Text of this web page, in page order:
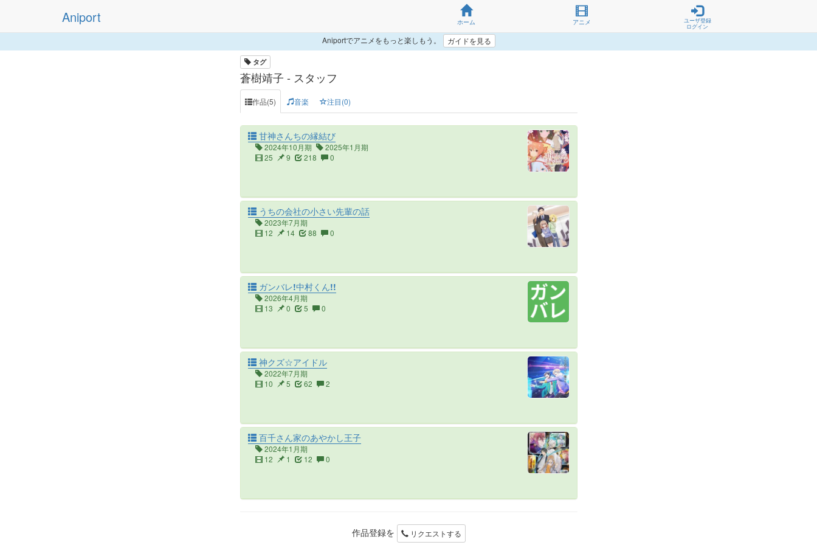
Aniport ホーム アニメ
ユーザ登録
ログイン
Aniportでアニメをもっと楽しもう。 ガイドを見る
タグ
蒼樹靖子 - スタッフ
作品(5) 音楽 注目(0)
甘神さんちの縁結び
2024年10月期
2025年1月期
25
9 218 0
うちの会社の小さい先輩の話
2023年7月期
12
14 88 0
ガンバレ!中村くん!!
2026年4月期
13
0 5 0
神クズ☆アイドル
2022年7月期
10
5 62 2
百千さん家のあやかし王子
2024年1月期
12
1 12 0
作品登録を リクエストする